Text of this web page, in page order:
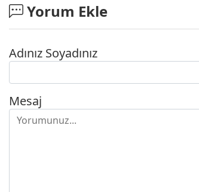
Yorum Ekle
Adınız Soyadınız
Mesaj